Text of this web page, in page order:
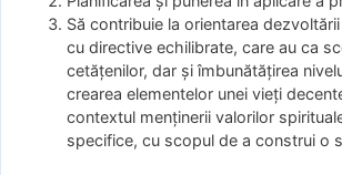
Să contribuie la orientarea
cu directive echilibrate, care au ca
cetățenilor, dar și îmbunătățirea
crearea elementelor unei vieți
contextul menținerii valorilor
specifice, cu scopul de a construi o